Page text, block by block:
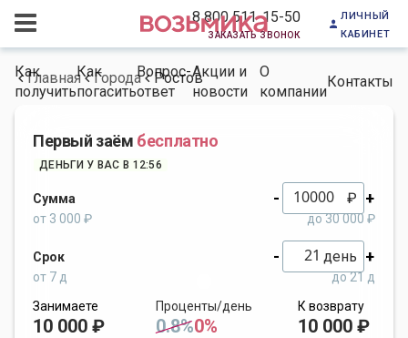
8 800 511-15-50
заказать звонок
личный
кабинет
Как
получить
Как
погасить
Вопрос-
ответ
Акции и
новости
О
компании
Контакты
Главная Города Ростов
Первый заём бесплатно
ДЕНЬГИ У ВАС В 12:56
Сумма - ₽ +
от 3 000 ₽ до 30 000 ₽
Срок - день +
от 7 д
до 21 д
Занимаете
10 000 ₽
Проценты/день
0.8%0%
К возврату
10 000 ₽